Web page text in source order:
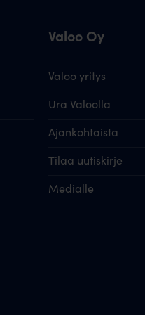
Valoo Oy
Valoo yritys
Ura Valoolla
Ajankohtaista
Tilaa uutiskirje
Medialle